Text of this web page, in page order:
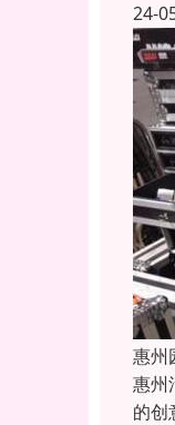
24-
惠州
惠州
的创